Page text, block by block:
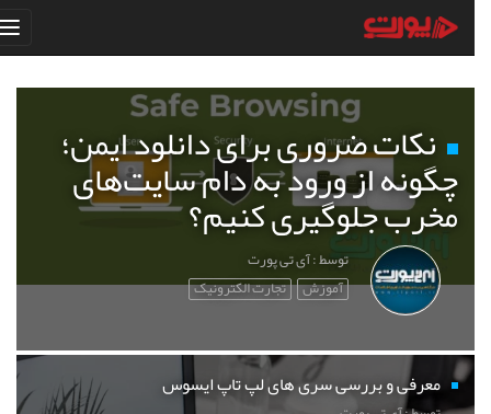
نکات ضروری برای دانلود ایمن؛
چگونه از ورود به دام سایت‌های
مخرب جلوگیری کنیم؟
توسط : آی تی پورت
آموزش تجارت الکترونیک
معرفی و بررسی سری های لپ تاپ ایسوس